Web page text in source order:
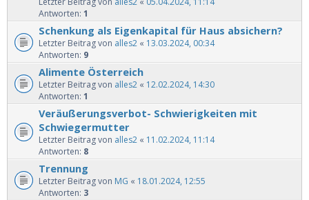
Antworten: 1
Schenkung als Eigenkapital für Haus absichern?
Letzter Beitrag von alles2 « 13.03.2024, 00:34
Antworten: 9
Alimente Österreich
Letzter Beitrag von alles2 « 12.02.2024, 14:30
Antworten: 1
Veräußerungsverbot- Schwierigkeiten mit
Schwiegermutter
Letzter Beitrag von alles2 « 11.02.2024, 11:14
Antworten: 8
Trennung
Letzter Beitrag von MG « 18.01.2024, 12:55
Antworten: 3